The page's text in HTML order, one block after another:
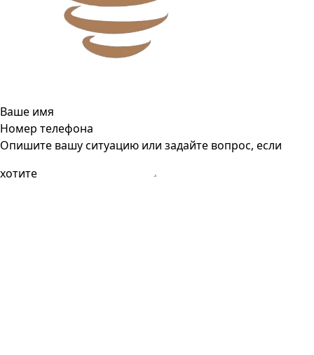
Ваше имя
Номер телефона
Опишите вашу ситуацию или задайте вопрос, если
хотите